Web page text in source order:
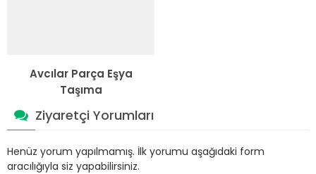
Avcılar Parça Eşya
Taşıma
Ziyaretçi Yorumları
Henüz yorum yapılmamış. İlk yorumu aşağıdaki form
aracılığıyla siz yapabilirsiniz.